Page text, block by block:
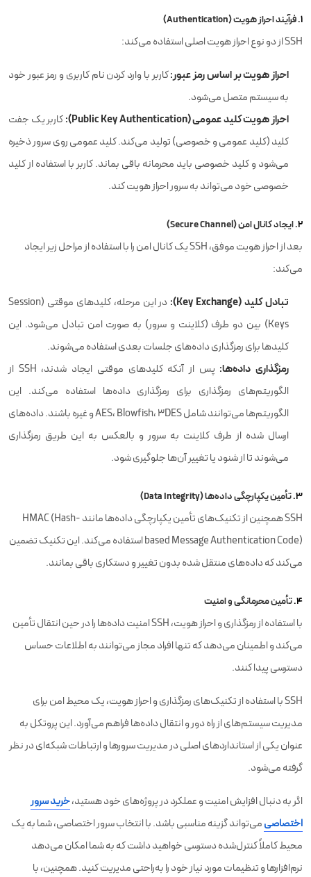
1. فرآیند احراز هویت (Authentication)
SSH از دو نوع احراز هویت اصلی استفاده می‌کند:
احراز هویت بر اساس رمز عبور:کاربر با وارد کردن نام کاربری و رمز عبور خود
به سیستم متصل می‌شود.
احراز هویت کلید عمومی (Public Key Authentication):
کاربر یک جفت
کلید (کلید عمومی و خصوصی) تولید می‌کند. کلید عمومی روی سرور ذخیره
می‌شود و کلید خصوصی باید محرمانه باقی بماند. کاربر با استفاده از کلید
خصوصی خود می‌تواند به سرور احراز هویت کند.
2. ایجاد کانال امن (Secure Channel)
بعد از احراز هویت موفق، SSH یک کانال امن را با استفاده از مراحل زیر ایجاد
می‌کند:
تبادل کلید (Key Exchange):
در این مرحله، کلیدهای موقتی (Session
Keys) بین دو طرف (کلاینت و سرور) به صورت امن تبادل می‌شود. این
کلیدها برای رمزگذاری داده‌های جلسات بعدی استفاده می‌شوند.
رمزگذاری داده‌ها:
پس از آنکه کلیدهای موقتی ایجاد شدند، SSH از
الگوریتم‌های رمزگذاری برای رمزگذاری داده‌ها استفاده می‌کند. این
الگوریتم‌ها می‌توانند شامل AES، Blowfish، 3DES و غیره باشند. داده‌های
ارسال شده از طرف کلاینت به سرور و بالعکس به این طریق رمزگذاری
می‌شوند تا از شنود یا تغییر آن‌ها جلوگیری شود.
3. تأمین یکپارچگی داده‌ها (Data Integrity)
SSH همچنین از تکنیک‌های تأمین یکپارچگی داده‌ها مانند HMAC (Hash-
based Message Authentication Code) استفاده می‌کند. این تکنیک تضمین
می‌کند که داده‌های منتقل شده بدون تغییر و دستکاری باقی بمانند.
4. تأمین محرمانگی و امنیت
با استفاده از رمزگذاری و احراز هویت، SSH امنیت داده‌ها را در حین انتقال تأمین
می‌کند و اطمینان می‌دهد که تنها افراد مجاز می‌توانند به اطلاعات حساس
دسترسی پیدا کنند.
SSH با استفاده از تکنیک‌های رمزگذاری و احراز هویت، یک محیط امن برای
مدیریت سیستم‌های از راه دور و انتقال داده‌ها فراهم می‌آورد. این پروتکل به
عنوان یکی از استانداردهای اصلی در مدیریت سرورها و ارتباطات شبکه‌ای در نظر
گرفته می‌شود.
اگر به دنبال افزایش امنیت و عملکرد در پروژه‌های خود هستید،خرید سرور
اختصاصیمی‌تواند گزینه مناسبی باشد. با انتخاب سرور اختصاصی، شما به یک
محیط کاملاً کنترل‌شده دسترسی خواهید داشت که به شما امکان می‌دهد
نرم‌افزارها و تنظیمات مورد نیاز خود را به‌راحتی مدیریت کنید. همچنین، با